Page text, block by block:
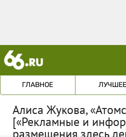
ГЛАВНОЕ ЛУЧШЕЕ
Алиса Жукова,
[«Рекламные и
размещения здесь